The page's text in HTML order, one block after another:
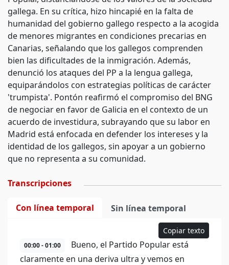
gallega. En su crítica, hizo hincapié en la falta de
humanidad del gobierno gallego respecto a la acogida
de menores migrantes en condiciones precarias en
Canarias, señalando que los gallegos comprenden
bien las dificultades de la inmigración. Además,
denunció los ataques del PP a la lengua gallega,
equiparándolos con estrategias políticas de carácter
'trumpista'. Pontón reafirmó el compromiso del BNG
de negociar en favor de Galicia en el contexto de un
acuerdo de investidura, subrayando que su labor en
Madrid está enfocada en defender los intereses y la
identidad de los gallegos, sin apoyar a un gobierno
que no representa a su comunidad.
Transcripciones
Con línea temporal Sin línea temporal
Copiar texto
00:00 - 01:00
Bueno, el Partido Popular está
claramente en una deriva ultra y vemos en